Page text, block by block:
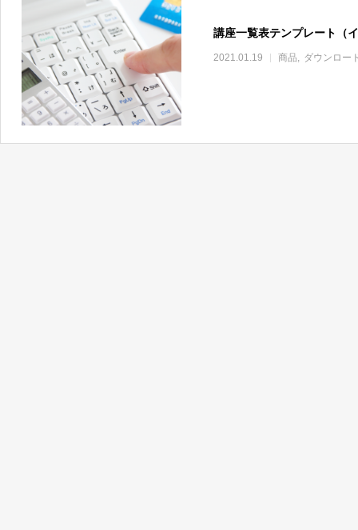
講座一覧表テンプレート（
2021.01.19 商品 ダウンロー